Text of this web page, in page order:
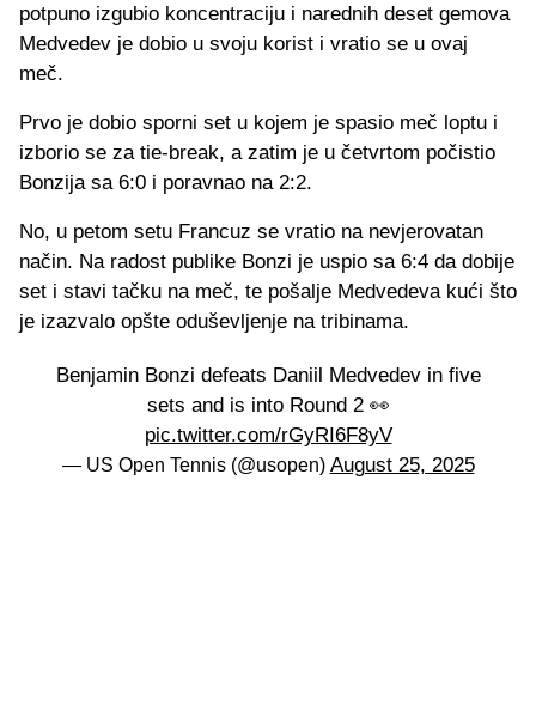
potpuno izgubio koncentraciju i narednih deset gemova
Medvedev je dobio u svoju korist i vratio se u ovaj
meč.
Prvo je dobio sporni set u kojem je spasio meč loptu i
izborio se za tie-break, a zatim je u četvrtom počistio
Bonzija sa 6:0 i poravnao na 2:2.
No, u petom setu Francuz se vratio na nevjerovatan
način. Na radost publike Bonzi je uspio sa 6:4 da dobije
set i stavi tačku na meč, te pošalje Medvedeva kući što
je izazvalo opšte oduševljenje na tribinama.
Benjamin Bonzi defeats Daniil Medvedev in five
sets and is into Round 2 👀
pic.twitter.com/rGyRI6F8yV
— US Open Tennis (@usopen) August 25, 2025